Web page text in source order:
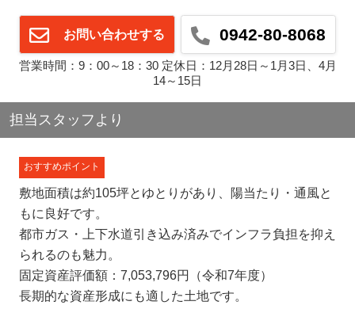
お問い合わせする 0942-80-8068
営業時間：9：00～18：30 定休日：12月28日～1月3日、4月
14～15日
担当スタッフより
おすすめポイント
敷地面積は約105坪とゆとりがあり、陽当たり・通風と
もに良好です。
都市ガス・上下水道引き込み済みでインフラ負担を抑え
られるのも魅力。
固定資産評価額：7,053,796円（令和7年度）
長期的な資産形成にも適した土地です。